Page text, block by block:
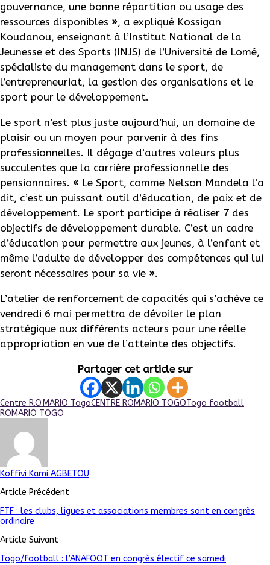
gouvernance, une bonne répartition ou usage des
ressources disponibles », a expliqué Kossigan
Koudanou, enseignant à l’Institut National de la
Jeunesse et des Sports (INJS) de l’Université de Lomé,
spécialiste du management dans le sport, de
l’entrepreneuriat, la gestion des organisations et le
sport pour le développement.
Le sport n’est plus juste aujourd’hui, un domaine de
plaisir ou un moyen pour parvenir à des fins
professionnelles. Il dégage d’autres valeurs plus
succulentes que la carrière professionnelle des
pensionnaires. « Le Sport, comme Nelson Mandela l’a
dit, c’est un puissant outil d’éducation, de paix et de
développement. Le sport participe à réaliser 7 des
objectifs de développement durable. C’est un cadre
d’éducation pour permettre aux jeunes, à l’enfant et
même l’adulte de développer des compétences qui lui
seront nécessaires pour sa vie ».
L’atelier de renforcement de capacités qui s’achève ce
vendredi 6 mai permettra de dévoiler le plan
stratégique aux différents acteurs pour une réelle
appropriation en vue de l’atteinte des objectifs.
Partager cet article sur
Centre R.O.MARIO TogoCENTRE ROMARIO TOGOTogo football
ROMARIO TOGO
Koffivi Kami AGBETOU
Article Précédent
FTF : les clubs, ligues et associations membres sont en congrès
ordinaire
Article Suivant
Togo/football : l’ANAFOOT en congrès électif ce samedi